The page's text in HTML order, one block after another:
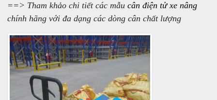
==> Tham khảo chi tiết các mẫu cân điện tử xe nâng
chính hãng với đa dạng các dòng cân chất lượng